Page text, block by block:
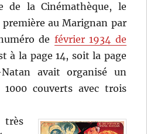
la Cinémathèque, le
au Marignan par
de février 1934 de
à la page 14, soit la page
avait organisé un
couverts avec trois